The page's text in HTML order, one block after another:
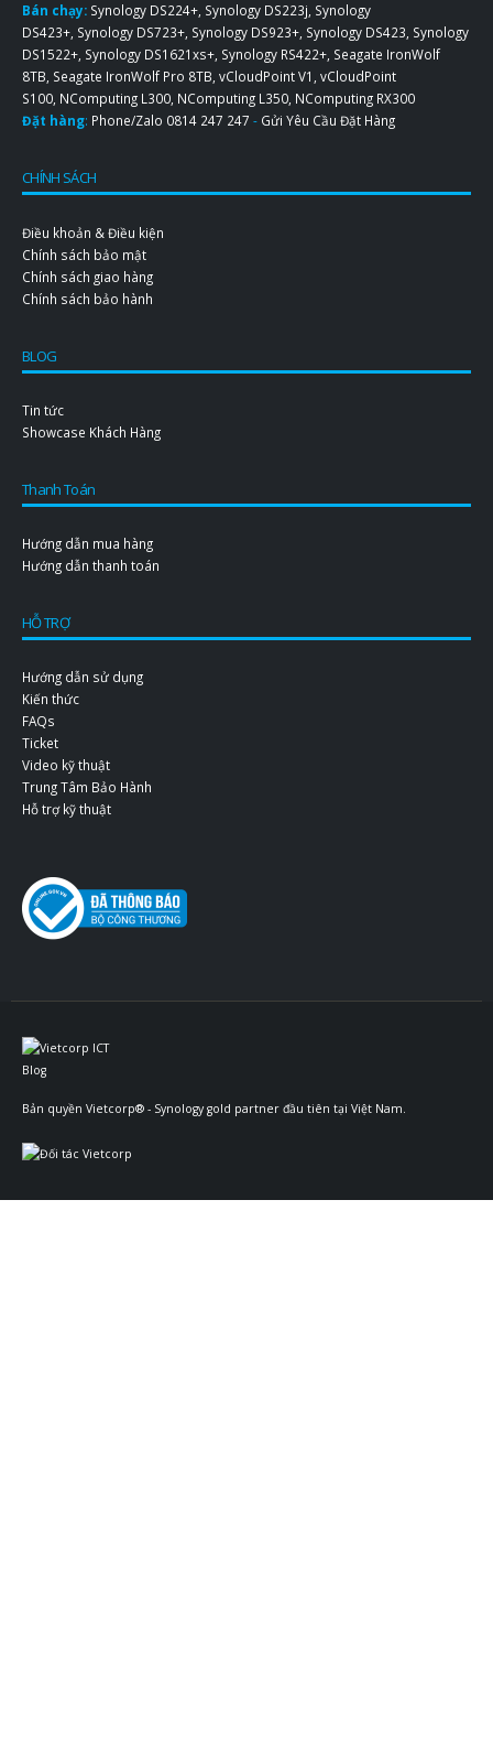
Bán chạy: Synology DS224+, Synology DS223j, Synology
DS423+, Synology DS723+, Synology DS923+, Synology DS423, Synology
DS1522+, Synology DS1621xs+, Synology RS422+, Seagate IronWolf
8TB, Seagate IronWolf Pro 8TB, vCloudPoint V1 , vCloudPoint
S100, NComputing L300, NComputing L350, NComputing RX300
Đặt hàng: Phone/Zalo 0814 247 247 - Gửi Yêu Cầu Đặt Hàng
CHÍNH SÁCH
Điều khoản & Điều kiện
Chính sách bảo mật
Chính sách giao hàng
Chính sách bảo hành
BLOG
Tin tức
Showcase Khách Hàng
Thanh Toán
Hướng dẫn mua hàng
Hướng dẫn thanh toán
HỖ TRỢ
Hướng dẫn sử dụng
Kiến thức
FAQs
Ticket
Video kỹ thuật
Trung Tâm Bảo Hành
Hỗ trợ kỹ thuật
Bản quyền Vietcorp® - Synology gold partner đầu tiên tại Việt Nam.